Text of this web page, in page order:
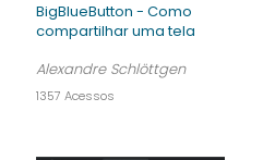
BigBlueButton - Como
compartilhar uma tela
Alexandre Schlöttgen
1357 Acessos